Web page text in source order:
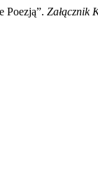
Poezją”. Załącznik